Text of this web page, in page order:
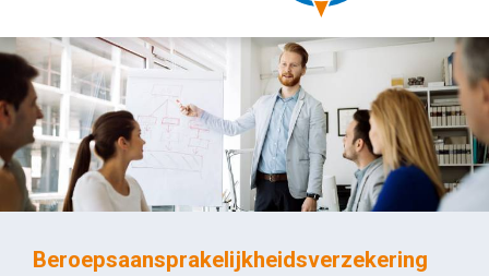
Beroepsaansprakelijkheidsverzekering